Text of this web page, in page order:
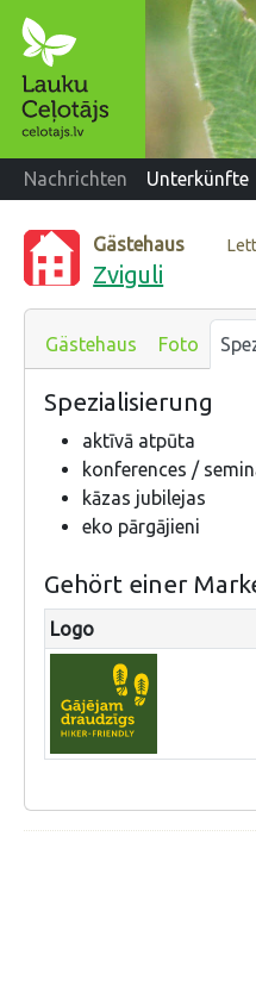
Nachrichten Unterkünfte
Gästehaus
Zviguli
Gästehaus Foto
Spezialisierung
aktīvā atpūta
konferences /
kāzas jubilejas
eko pārgājieni
Gehört einer
Logo